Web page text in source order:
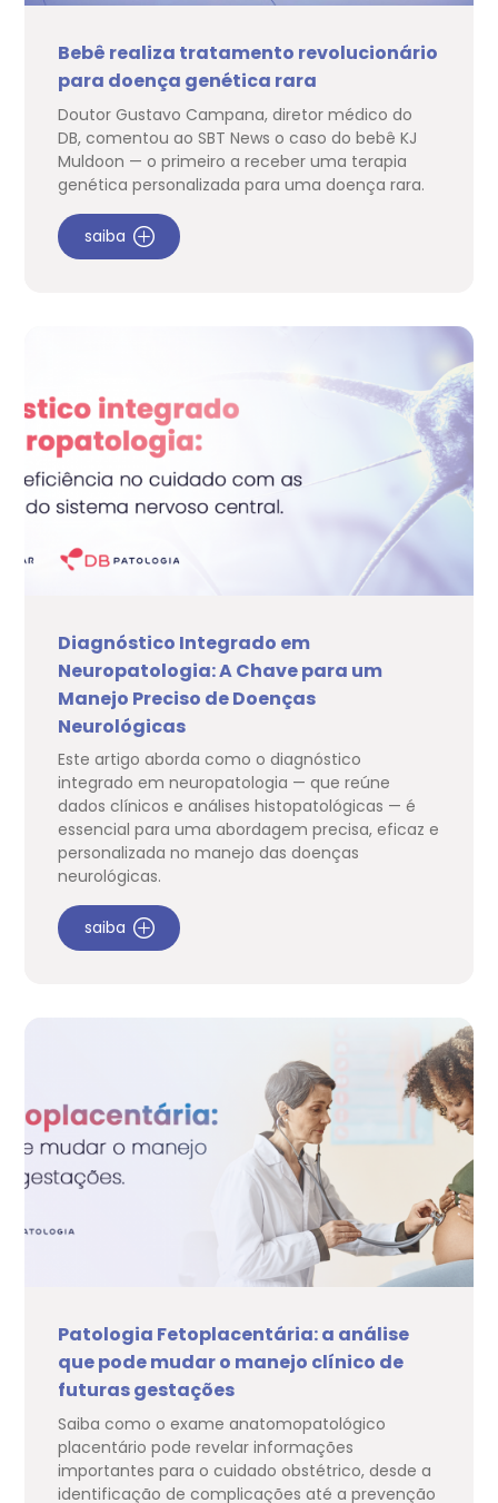
Bebê realiza tratamento revolucionário
para doença genética rara
Doutor Gustavo Campana, diretor médico do
DB, comentou ao SBT News o caso do bebê KJ
Muldoon — o primeiro a receber uma terapia
genética personalizada para uma doença rara.
saiba
Diagnóstico Integrado em
Neuropatologia: A Chave para um
Manejo Preciso de Doenças
Neurológicas
Este artigo aborda como o diagnóstico
integrado em neuropatologia — que reúne
dados clínicos e análises histopatológicas — é
essencial para uma abordagem precisa, eficaz e
personalizada no manejo das doenças
neurológicas.
saiba
Patologia Fetoplacentária: a análise
que pode mudar o manejo clínico de
futuras gestações
Saiba como o exame anatomopatológico
placentário pode revelar informações
importantes para o cuidado obstétrico, desde a
identificação de complicações até a prevenção